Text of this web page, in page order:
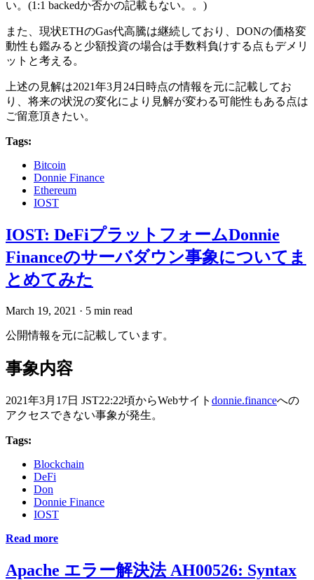
い。(1:1 backedか否かの記載もない。。)
また、現状ETHのGas代高騰は継続しており、DONの価格変
動性も鑑みると少額投資の場合は手数料負けする点もデメリ
ットと考える。
上述の見解は2021年3月24日時点の情報を元に記載してお
り、将来の状況の変化により見解が変わる可能性もある点は
ご留意頂きたい。
Tags:
Bitcoin
Donnie Finance
Ethereum
IOST
IOST: DeFiプラットフォームDonnie
Financeのサーバダウン事象についてま
とめてみた
March 19, 2021 · 5 min read
公開情報を元に記載しています。
事象内容
2021年3月17日 JST22:22頃からWebサイト donnie.financeへの
アクセスできない事象が発生。
Tags:
Blockchain
DeFi
Don
Donnie Finance
IOST
Read more
Apache エラー解決法 AH00526: Syntax